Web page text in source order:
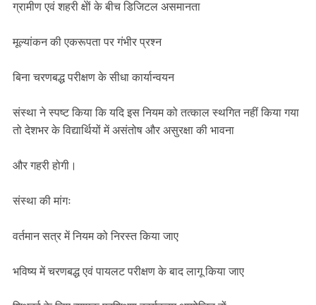
ग्रामीण एवं शहरी क्षेों के बीच डिजिटल असमानता
मूल्यांकन की एकरूपता पर गंभीर प्रश्न
बिना चरणबद्ध परीक्षण के सीधा कार्यान्वयन
संस्था ने स्पष्ट किया कि यदि इस नियम को तत्काल स्थगित नहीं किया गया
तो देशभर के वि‌द्यार्थियों में असंतोष और असुरक्षा की भावना
और गहरी होगी।
संस्था की मांगः
वर्तमान सत्र में नियम को निरस्त किया जाए
भविष्य में चरणबद्ध एवं पायलट परीक्षण के बाद लागू किया जाए